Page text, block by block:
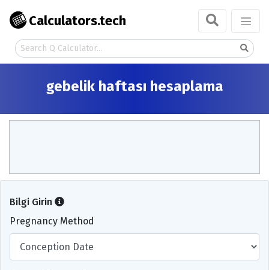
Calculators.tech
gebelik haftası hesaplama
Bilgi Girin
Pregnancy Method